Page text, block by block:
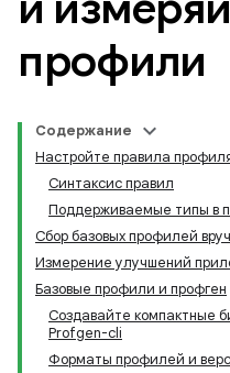
профили
Содержание
Настройте правила
Синтаксис правил
Поддерживаемые типы в
Сбор базовых профилей
Измерение улучшений
Базовые профили и профген
Создавайте компактные
Profgen-cli
Форматы профилей и